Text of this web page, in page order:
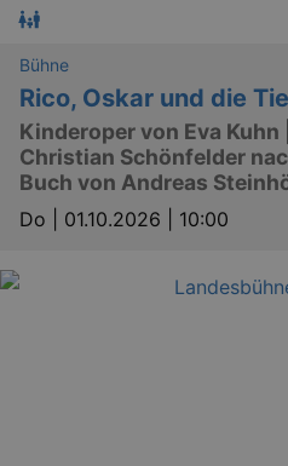
Bühne
Rico, Oskar und die
Kinderoper von Eva
Christian Schönfelder
Buch von Andreas
Do | 01.10.2026 | 10:00